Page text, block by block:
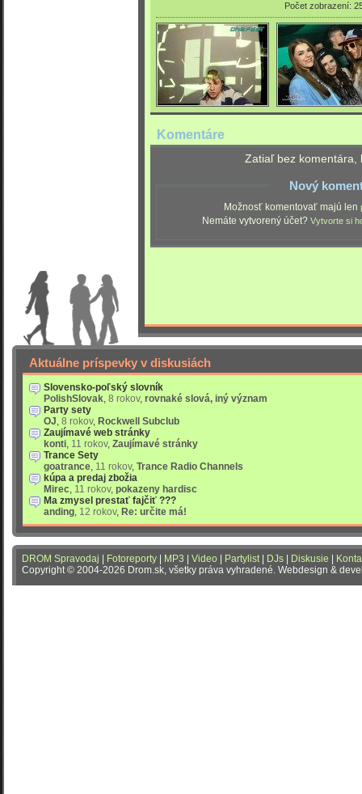
Počet zobrazení:
Komentáre
Zatiaľ bez komentára,
Nový
Možnosť komentovať majú len
Nemáte vytvorený účet? Vytvorte si
Aktuálne príspevky v diskusiách
Slovensko-poľský slovník
PolishSlovak, 8 rokov, rovnaké slová, iný význam
Party sety
OJ, 8 rokov, Rockwell Subclub
Zaujímavé web stránky
konti, 11 rokov, Zaujímavé stránky
Trance Sety
goatrance, 11 rokov, Trance Radio Channels
kúpa a predaj zbožia
Mirec, 11 rokov, pokazeny hardisc
Ma zmysel prestať fajčiť ???
anding, 12 rokov, Re: určite má!
DROM Spravodaj Fotoreporty MP3 Video Partylist| DJs Diskusie
Copyright © 2004-2026 Drom.sk, všetky práva vyhradené. Webdesign &